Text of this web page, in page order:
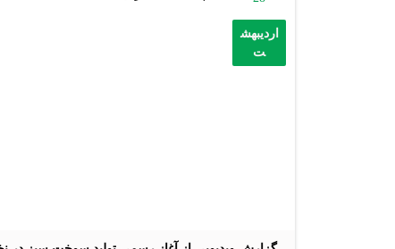
اردیبهش
ت